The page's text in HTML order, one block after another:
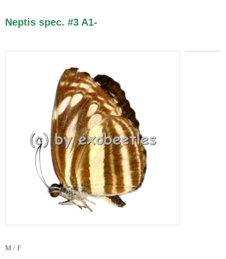
Neptis spec. #3 A1-
M / F